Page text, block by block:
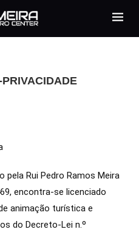
pela Rui Pedro Ramos Meira
encontra-se licenciado
animação turística e
do Decreto-Lei n.º